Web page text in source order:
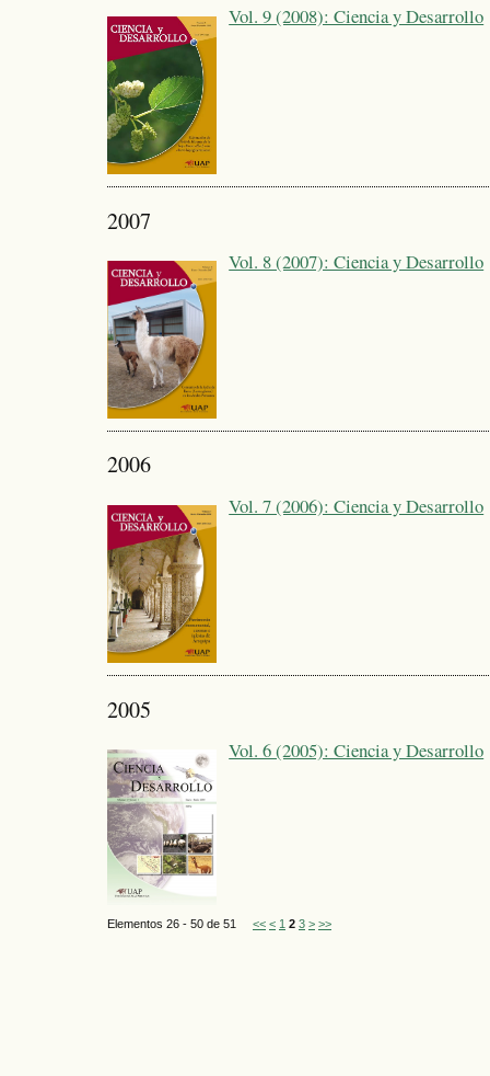
Vol. 9 (2008): Ciencia y Desarrollo
2007
Vol. 8 (2007): Ciencia y Desarrollo
2006
Vol. 7 (2006): Ciencia y Desarrollo
2005
Vol. 6 (2005): Ciencia y Desarrollo
Elementos 26 - 50 de 51 << < 1 2 3 > >>